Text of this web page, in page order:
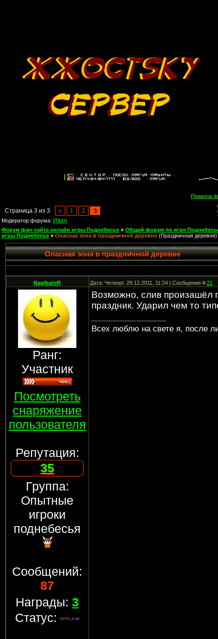
Правила
Страница 3 из 3 « 1 2
3
Модератор форума: Иван
Форум фан-сайта онлайн игры Поднебесье » Общий форум по игре
игры Поднебесье » Опасная зона в праздничной деревне (Праздничная деревня)
Опасная зона в праздничной деревне
NagibatoR Дата: Четверг, 29.12.2011, 11:24 | Сообщение #21
Ранг:
Участник
Посмотреть
снаряжение
пользователя
Репутация:
35
Группа:
Опытные
игроки
поднебесья
Сообщений:
87
Награды: 3
Статус:
Возможно, слив произашёл
праздник. Ударил чем то
Всех люблю на свете я, после